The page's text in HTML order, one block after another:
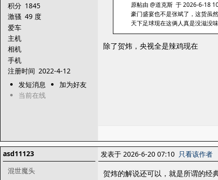
积分 1845
激骚 49 度
爱车
主机
相机
手机
注册时间 2022-4-12
发短消息
加为好友
当前在线
原帖由 @道克斯 于 2026-6-18
豪门盛宴也不是张斌了，这货虽
天下足球现在这俩人真是没滋没
除了贺炜，央视全是辣鸡现在
asd11123
混世魔头
发表于 2026-6-20 07:10 只看该作者
贺炜的解说还可以，就是所谓的经